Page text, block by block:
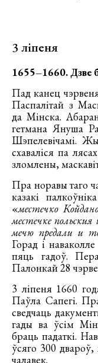
3 ліпеня
1655–1660. Дзве
Пад канец
Паспалітай з
да Мінска.
гетмана Януша
Шэпелевічамі.
схаваліся па
зломлены,
Пра норавы таго
казакі
«местечко
местечке
мечю предали и
Горад і
пяць гадоў.
Палонкай 28
3 ліпеня 1660
Паўла Сапегі.
сведчаць
гады ва ўсім
браць падаткі.
ўсяго 300
чалавек.